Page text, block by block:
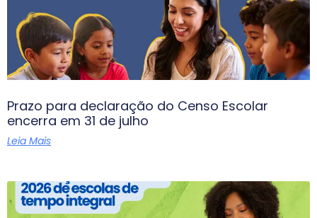
Prazo para declaração do Censo Escolar
encerra em 31 de julho
Leia Mais